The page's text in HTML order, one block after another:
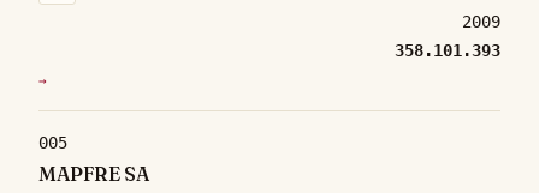
2009
358.101.393
→
005
MAPFRE SA